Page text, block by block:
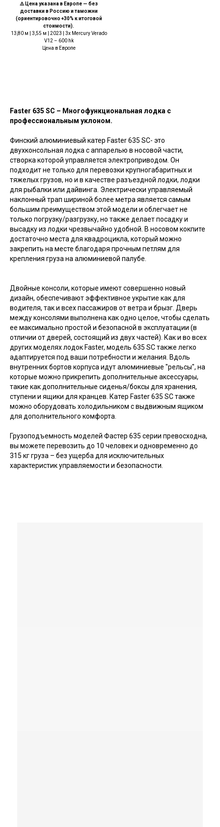
⚠️ Цена указана в Европе — без
доставки в Россию и таможни
(ориентировочно +30% к итоговой
стоимости).
13,80 м | 3,55 м | 2023 | 3x Mercury Verado
V12 – 600 hk
Цена в Европе
Faster 635 SC – Многофункциональная лодка с
профессиональным уклоном.
Финский алюминиевый катер Faster 635 SC- это
двухконсольная лодка с аппарелью в носовой части,
створка которой управляется электроприводом. Он
подходит не только для перевозки крупногабаритных и
тяжелых грузов, но и в качестве разъездной лодки, лодки
для рыбалки или дайвинга. Электрически управляемый
наклонный трап шириной более метра является самым
большим преимуществом этой модели и облегчает не
только погрузку/разгрузку, но также делает посадку и
высадку из лодки чрезвычайно удобной. В носовом кокпите
достаточно места для квадроцикла, который можно
закрепить на месте благодаря прочным петлям для
крепления груза на алюминиевой палубе.
Двойные консоли, которые имеют совершенно новый
дизайн, обеспечивают эффективное укрытие как для
водителя, так и всех пассажиров от ветра и брызг. Дверь
между консолями выполнена как одно целое, чтобы сделать
ее максимально простой и безопасной в эксплуатации (в
отличии от дверей, состоящий из двух частей). Как и во всех
других моделях лодок Faster, модель 635 SC также легко
адаптируется под ваши потребности и желания. Вдоль
внутренних бортов корпуса идут алюминиевые "рельсы", на
которые можно прикрепить дополнительные аксессуары,
такие как дополнительные сиденья/боксы для хранения,
ступени и ящики для кранцев. Катер Faster 635 SC также
можно оборудовать холодильником с выдвижным ящиком
для дополнительного комфорта.
Грузоподъемность моделей Фастер 635 серии превосходна,
вы можете перевозить до 10 человек и одновременно до
315 кг груза – без ущерба для исключительных
характеристик управляемости и безопасности.